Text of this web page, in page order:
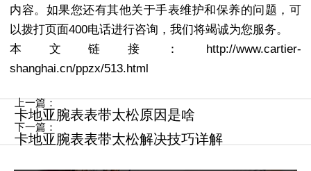
内容。如果您还有其他关于手表维护和保养的问题，可
以拨打页面400电话进行咨询，我们将竭诚为您服务。
本文链接：http://www.cartier-
shanghai.cn/ppzx/513.html
上一篇：
卡地亚腕表表带太松原因是啥
下一篇：
卡地亚腕表表带太松解决技巧详解